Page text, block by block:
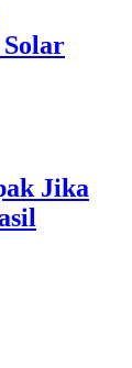
Jika